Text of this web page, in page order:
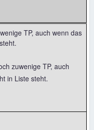
TP, auch wenn das
zuwenige TP, auch
in Liste steht.